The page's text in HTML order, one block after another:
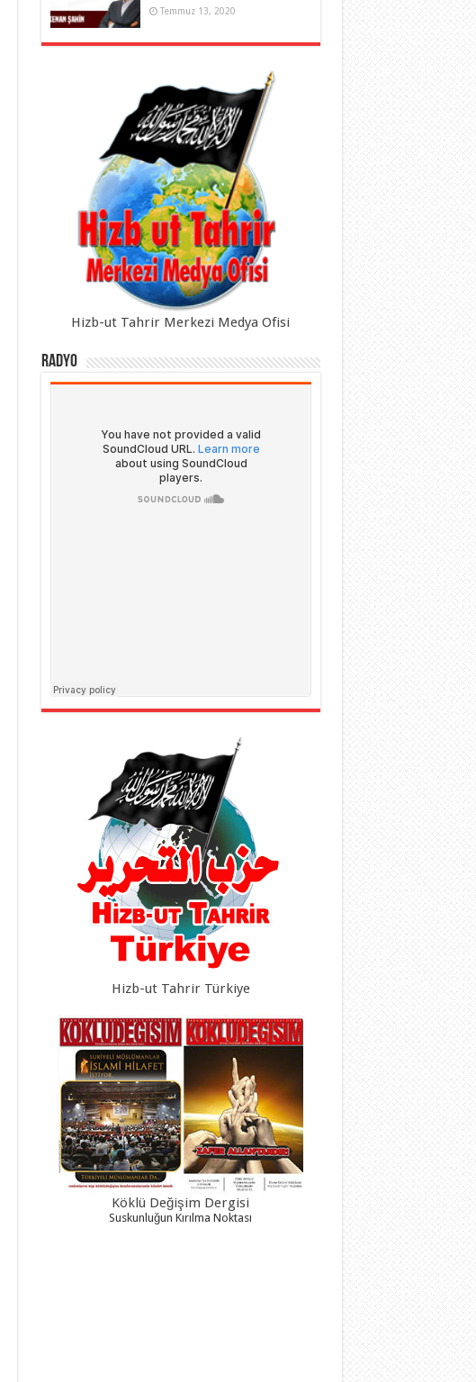
Temmuz 13, 2020
Hizb-ut Tahrir Merkezi Medya Ofisi
Radyo
Hizb-ut Tahrir Türkiye
Köklü Değişim Dergisi
Suskunluğun Kırılma Noktası